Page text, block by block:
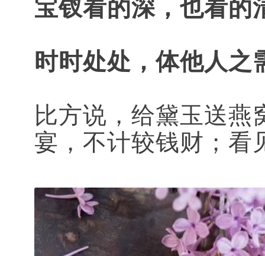
宝钗看的深，也看的
时时处处，体他人之
比方说，给黛玉送
宴，不计较钱财；